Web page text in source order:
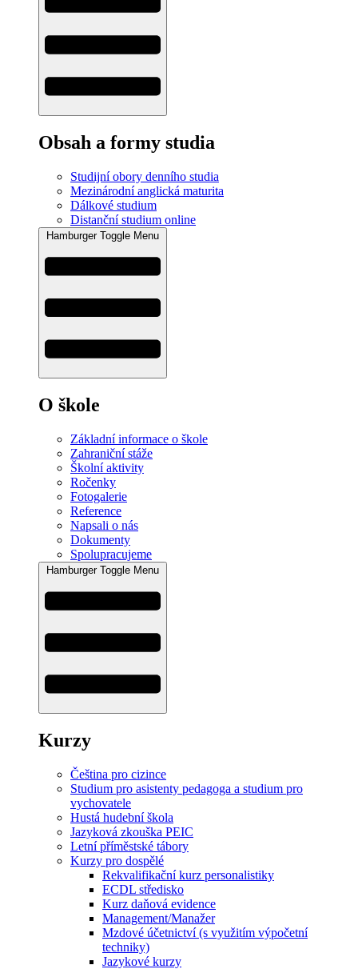
Obsah a formy studia
Studijní obory denního studia
Mezinárodní anglická maturita
Dálkové studium
Distanční studium online
Hamburger Toggle Menu
O škole
Základní informace o škole
Zahraniční stáže
Školní aktivity
Ročenky
Fotogalerie
Reference
Napsali o nás
Dokumenty
Spolupracujeme
Hamburger Toggle Menu
Kurzy
Čeština pro cizince
Studium pro asistenty pedagoga a studium pro
vychovatele
Hustá hudební škola
Jazyková zkouška PEIC
Letní příměstské tábory
Kurzy pro dospělé
Rekvalifikační kurz personalistiky
ECDL středisko
Kurz daňová evidence
Management/Manažer
Mzdové účetnictví (s využitím výpočetní
techniky)
Jazykové kurzy